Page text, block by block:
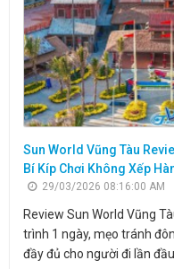
Sun World Vũng Tàu
Bí Kíp Chơi Không Xếp
29/03/2026 08:16:00 AM
Review Sun World Vũng
trình 1 ngày, mẹo tránh
đầy đủ cho người đi lần